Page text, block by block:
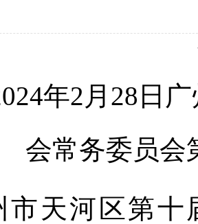
24年2 月 28 日
会常务委员会
市天河区第十